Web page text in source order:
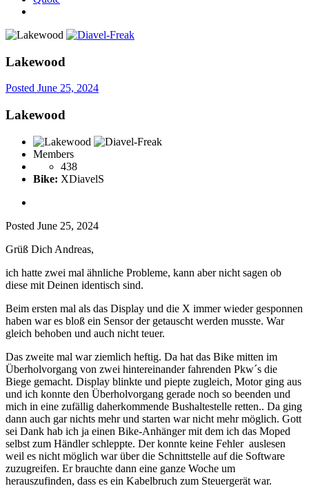
Lakewood
Posted June 25, 2024
Lakewood
Members
438
Bike: XDiavelS
Posted June 25, 2024
Grüß Dich Andreas,
ich hatte zwei mal ähnliche Probleme, kann aber nicht sagen ob
diese mit Deinen identisch sind.
Beim ersten mal als das Display und die X immer wieder gesponnen
haben war es bloß ein Sensor der getauscht werden musste. War
gleich behoben und auch nicht teuer.
Das zweite mal war ziemlich heftig. Da hat das Bike mitten im
Überholvorgang von zwei hintereinander fahrenden Pkw´s die
Biege gemacht. Display blinkte und piepte zugleich, Motor ging aus
und ich konnte den Überholvorgang gerade noch so beenden und
mich in eine zufällig daherkommende Bushaltestelle retten.. Da ging
dann auch gar nichts mehr und starten war nicht mehr möglich. Gott
sei Dank hab ich ja einen Bike-Anhänger mit dem ich das Moped
selbst zum Händler schleppte. Der konnte keine Fehler auslesen
weil es nicht möglich war über die Schnittstelle auf die Software
zuzugreifen. Er brauchte dann eine ganze Woche um
herauszufinden, dass es ein Kabelbruch zum Steuergerät war.